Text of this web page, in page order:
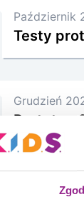
Październik
Testy
Grudzień
Prototyp